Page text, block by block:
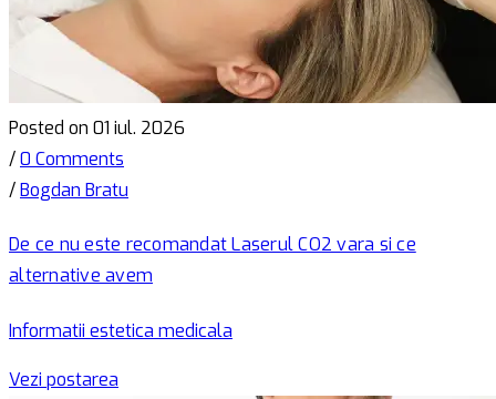
Posted on 01 iul. 2026
/0 Comments
/Bogdan Bratu
De ce nu este recomandat Laserul CO2 vara si ce
alternative avem
Informatii estetica medicala
Vezi postarea